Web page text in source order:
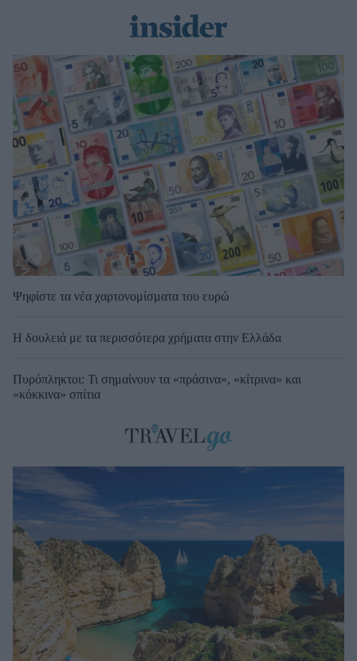
Ψηφίστε τα νέα χαρτονομίσματα του ευρώ
Η δουλειά με τα περισσότερα χρήματα στην Ελλάδα
Πυρόπληκτοι: Τι σημαίνουν τα «πράσινα», «κίτρινα» και
«κόκκινα» σπίτια